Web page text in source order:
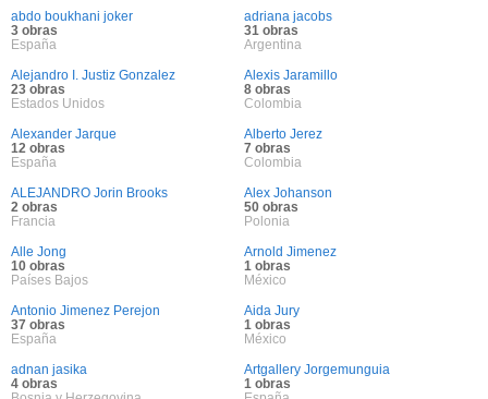
abdo boukhani joker
3 obras
España
adriana jacobs
31 obras
Argentina
Alejandro I. Justiz Gonzalez
23 obras
Estados Unidos
Alexis Jaramillo
8 obras
Colombia
Alexander Jarque
12 obras
España
Alberto Jerez
7 obras
Colombia
ALEJANDRO Jorin Brooks
2 obras
Francia
Alex Johanson
50 obras
Polonia
Alle Jong
10 obras
Países Bajos
Arnold Jimenez
1 obras
México
Antonio Jimenez Perejon
37 obras
España
Aida Jury
1 obras
México
adnan jasika
4 obras
Artgallery Jorgemunguia
1 obras